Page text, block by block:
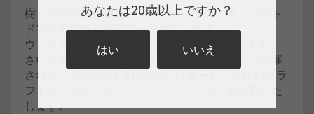
樹々の温もりを感じ、自然・オーガニック・アウト
ドアの空気感を親子で一日中楽しめる。
ウィスク・イーは9月2日（金）～4日（日）まで、
さいたまスーパーアリーナ『けやきひろば』で開催
される『Acoustic Village』にヨーロッパNo.1クラ
フトビールメーカー『ブリュードッグ』を出展いた
します。
あなたは20歳以上ですか？
はい いいえ